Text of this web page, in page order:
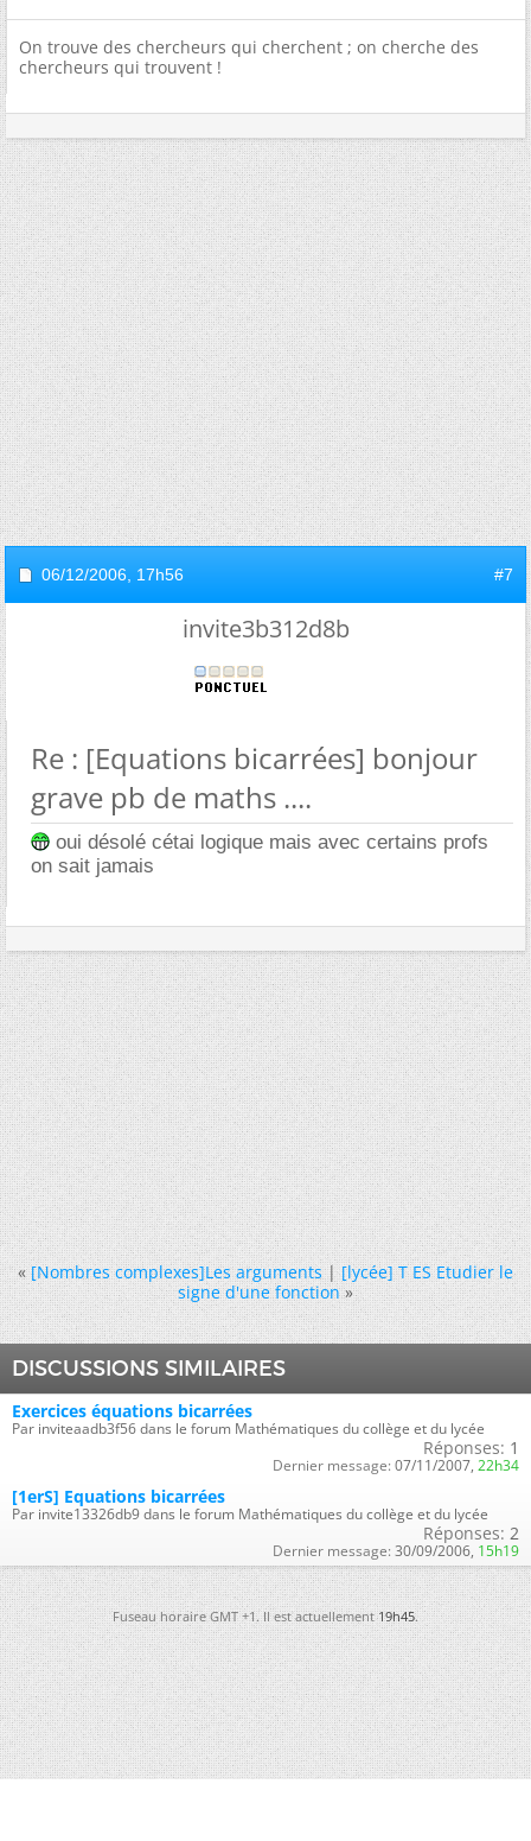
On trouve des chercheurs qui cherchent ; on cherche des
chercheurs qui trouvent !
06/12/2006, 17h56 #7
invite3b312d8b
Re : [Equations bicarrées] bonjour
grave pb de maths ....
oui désolé cétai logique mais avec certains profs
on sait jamais
« [Nombres complexes]Les arguments|[lycée] T ES Etudier le
signe d'une fonction »
DISCUSSIONS SIMILAIRES
Exercices équations bicarrées
Par inviteaadb3f56 dans le forum Mathématiques du collège et du lycée
Réponses: 1
Dernier message: 07/11/2007, 22h34
[1erS] Equations bicarrées
Par invite13326db9 dans le forum Mathématiques du collège et du lycée
Réponses: 2
Dernier message: 30/09/2006, 15h19
Fuseau horaire GMT +1. Il est actuellement19h45.